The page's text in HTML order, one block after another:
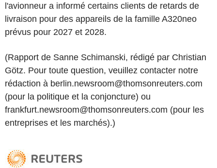
l'avionneur a informé certains clients de retards de
livraison pour des appareils de la famille A320neo
prévus pour 2027 et 2028.
(Rapport de Sanne Schimanski, rédigé par Christian
Götz. Pour toute question, veuillez contacter notre
rédaction à berlin.newsroom@thomsonreuters.com
(pour la politique et la conjoncture) ou
frankfurt.newsroom@thomsonreuters.com (pour les
entreprises et les marchés).)